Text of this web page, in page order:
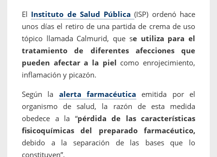
El Instituto de Salud Pública(ISP) ordenó hace
unos días el retiro de una partida de crema de uso
tópico llamada Calmurid, que se utiliza para el
tratamiento de diferentes afecciones que
pueden afectar a la piel como enrojecimiento,
inflamación y picazón.
Según la alerta farmacéutica emitida por el
organismo de salud, la razón de esta medida
obedece a la “pérdida de las características
fisicoquímicas del preparado farmacéutico,
debido a la separación de las bases que lo
constituyen”.